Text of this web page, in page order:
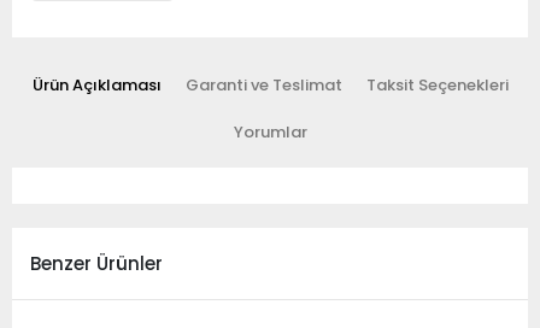
Ürün Açıklaması Garanti ve Teslimat Taksit Seçenekleri
Yorumlar
Benzer Ürünler